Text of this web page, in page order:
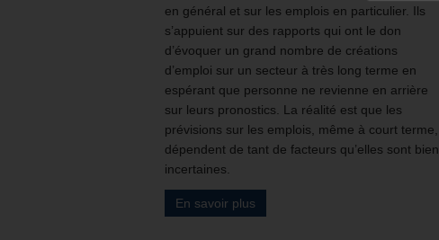
en général et sur les emplois en particulier. Ils
s’appuient sur des rapports qui ont le don
d’évoquer un grand nombre de créations
d’emploi sur un secteur à très long terme en
espérant que personne ne revienne en arrière
sur leurs pronostics. La réalité est que les
prévisions sur les emplois, même à court terme,
dépendent de tant de facteurs qu’elles sont bien
incertaines.
En savoir plus